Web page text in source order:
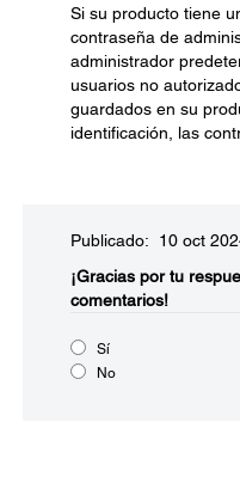
Si su producto tiene
contraseña de
administrador
usuarios no
guardados en su
identificación, las
Publicado: 10 oct
¡Gracias por tu
comentarios!
Sí
No